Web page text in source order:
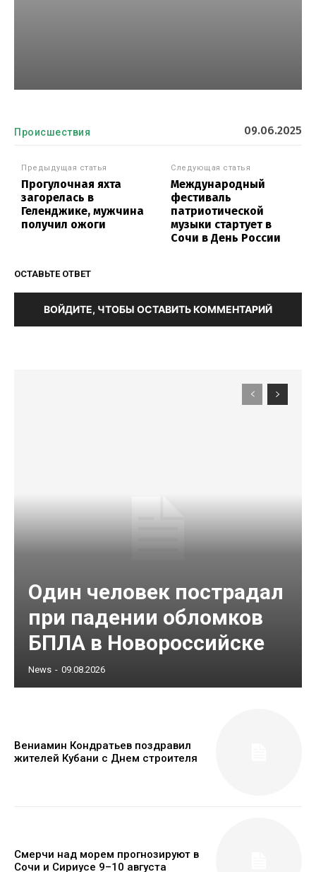
Происшествия 09.06.2025
Предыдущая статья
Прогулочная яхта
загорелась в
Геленджике, мужчина
получил ожоги
Следующая статья
Международный
фестиваль
патриотической
музыки стартует в
Сочи в День России
ОСТАВЬТЕ ОТВЕТ
ВОЙДИТЕ, ЧТОБЫ ОСТАВИТЬ КОММЕНТАРИЙ
Один человек пострадал
при падении обломков
БПЛА в Новороссийске
News - 09.08.2026
Вениамин Кондратьев поздравил
жителей Кубани с Днем строителя
Смерчи над морем прогнозируют в
Сочи и Сириусе 9–10 августа